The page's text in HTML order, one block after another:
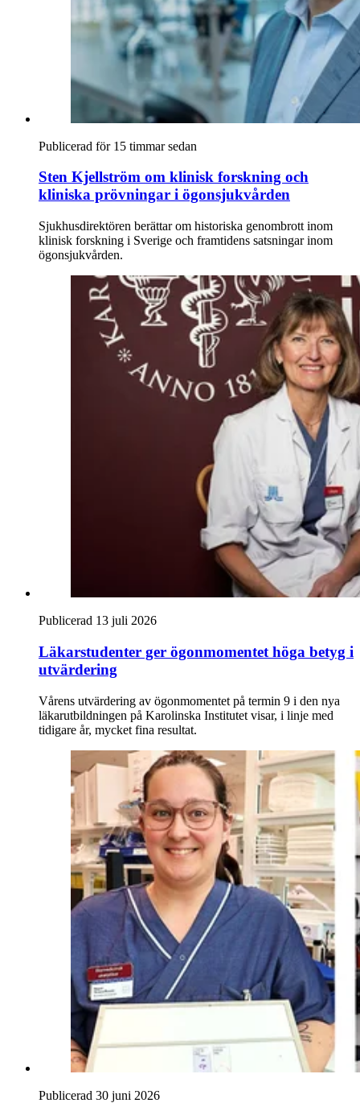
Publicerad för 15 timmar sedan
Sten Kjellström om klinisk forskning och
kliniska prövningar i ögonsjukvården
Sjukhusdirektören berättar om historiska genombrott inom
klinisk forskning i Sverige och framtidens satsningar inom
ögonsjukvården.
Publicerad 13 juli 2026
Läkarstudenter ger ögonmomentet höga betyg i
utvärdering
Vårens utvärdering av ögonmomentet på termin 9 i den nya
läkarutbildningen på Karolinska Institutet visar, i linje med
tidigare år, mycket fina resultat.
Publicerad 30 juni 2026